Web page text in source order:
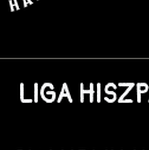
LIGA